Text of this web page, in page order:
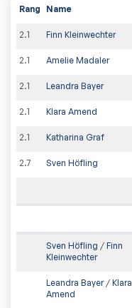
Rang Name
2.1 Finn Kleinwechter
2.1 Amelie Madaler
2.1 Leandra Bayer
2.1 Klara Amend
2.1 Katharina Graf
2.7 Sven Höfling
Sven Höfling / Finn
Kleinwechter
Leandra Bayer/ Klara
Amend